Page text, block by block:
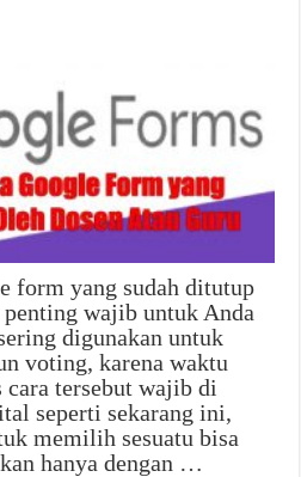
form yang sudah ditutup
wajib untuk Anda
digunakan untuk
voting, karena waktu
cara tersebut wajib di
seperti sekarang ini,
memilih sesuatu bisa
hanya dengan …